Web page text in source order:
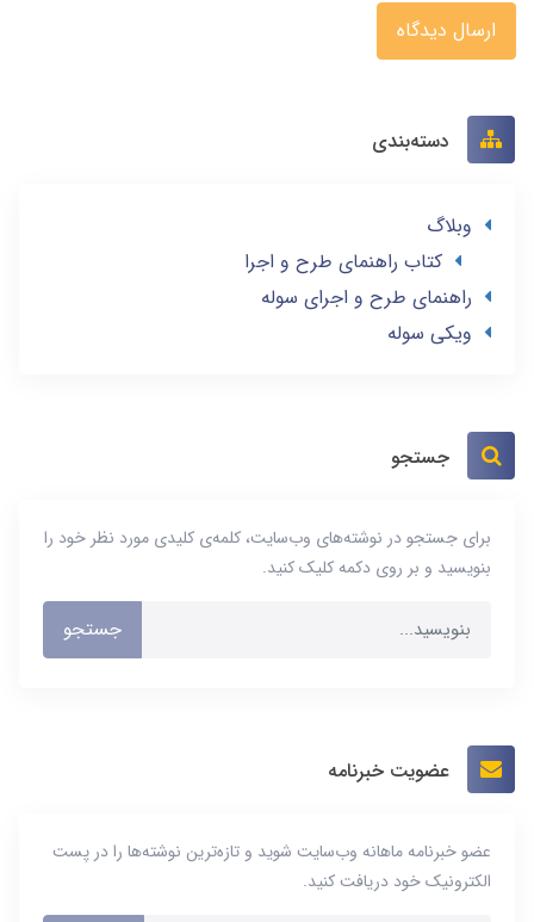
ارسال دیدگاه
دسته‌بندی
وبلاگ
کتاب راهنمای طرح و اجرا
راهنمای طرح و اجرای سوله
ویکی سوله
جستجو
برای جستجو در نوشته‌های وب‌سایت، کلمه‌ی کلیدی مورد نظر خود را
بنویسید و بر روی دکمه کلیک کنید.
جستجو
عضویت خبرنامه
عضو خبرنامه ماهانه وب‌سایت شوید و تازه‌ترین نوشته‌ها را در پست
الکترونیک خود دریافت کنید.